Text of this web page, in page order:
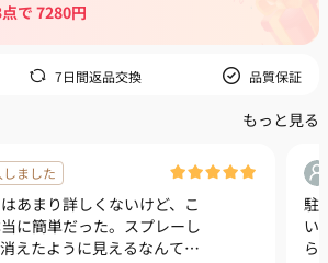
で 7280円
7日間返品交換 品質保証
もっと見る
ました
あまり詳しくないけど、こ
に簡単だった。スプレーし
えたように見えるなんて信
駐
い
ら